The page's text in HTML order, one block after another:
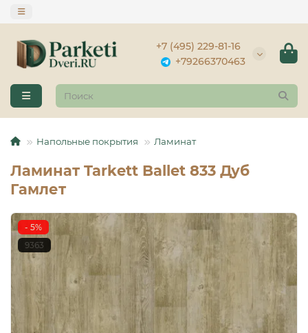
+7 (495) 229-81-16
+79266370463
Напольные покрытия Ламинат
Ламинат Tarkett Ballet 833 Дуб
Гамлет
- 5%
9363